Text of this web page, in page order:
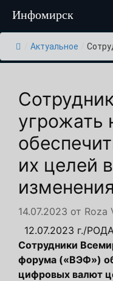
содержимому
Инфомирск
Актуальное
угрожать
их целей
14.07.2023 от Roza
12.07.2023 г./РОДА
Сотрудники
форума («ВЭФ»)
цифровых валют